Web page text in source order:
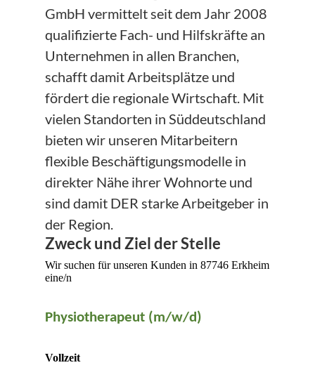
GmbH vermittelt seit dem Jahr 2008
qualifizierte Fach- und Hilfskräfte an
Unternehmen in allen Branchen,
schafft damit Arbeitsplätze und
fördert die regionale Wirtschaft. Mit
vielen Standorten in Süddeutschland
bieten wir unseren Mitarbeitern
flexible Beschäftigungsmodelle in
direkter Nähe ihrer Wohnorte und
sind damit DER starke Arbeitgeber in
der Region.
Zweck und Ziel der Stelle
Wir suchen für unseren Kunden in 87746 Erkheim
eine/n
Physiotherapeut (m/w/d)
Vollzeit